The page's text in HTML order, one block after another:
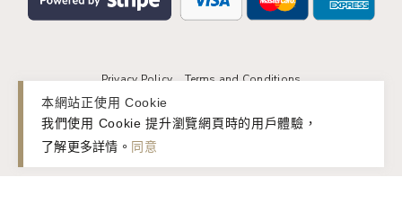
Privacy Policy Terms and Conditions
© 2026 basic&. All rights reserved.
本網站正使用 Cookie
我們使用 Cookie 提升瀏覽網頁時的用戶體驗，
了解更多詳情 。 同意